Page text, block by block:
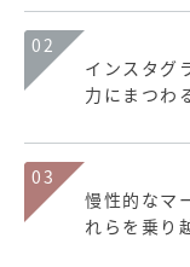
02
インスタグ
力にまつわ
03
慢性的なマ
れらを乗り